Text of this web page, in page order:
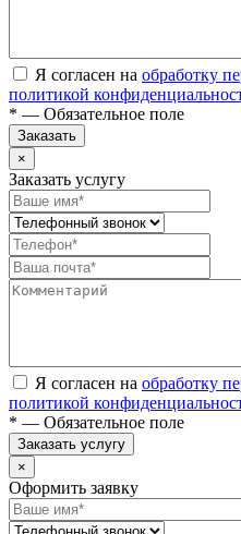
Я согласен на обработку
политикой
* — Обязательное поле
Заказать
×
Заказать услугу
Я согласен на обработку
политикой
* — Обязательное поле
Заказать услугу
×
Оформить заявку